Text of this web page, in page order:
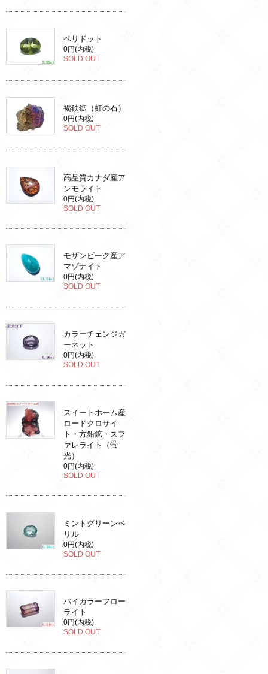
ペリドット
0円(内税)
SOLD OUT
褐鉄鉱（虹の石）
0円(内税)
SOLD OUT
高品質カナダ産ア
ンモライト
0円(内税)
SOLD OUT
モザンビーク産ア
マゾナイト
0円(内税)
SOLD OUT
カラーチェンジガ
ーネット
0円(内税)
SOLD OUT
スイートホーム産
ロードクロサイ
ト・方鉛鉱・スフ
ァレライト（蛍
光）
0円(内税)
SOLD OUT
ミントグリーンベ
リル
0円(内税)
SOLD OUT
バイカラーフロー
ライト
0円(内税)
SOLD OUT